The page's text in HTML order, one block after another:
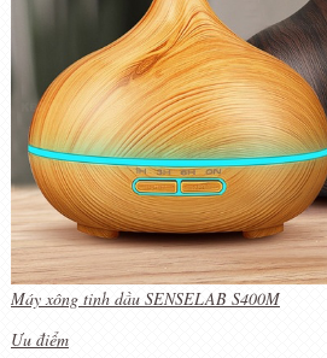
Máy xông tinh dầu SENSELAB S400M
Ưu điểm